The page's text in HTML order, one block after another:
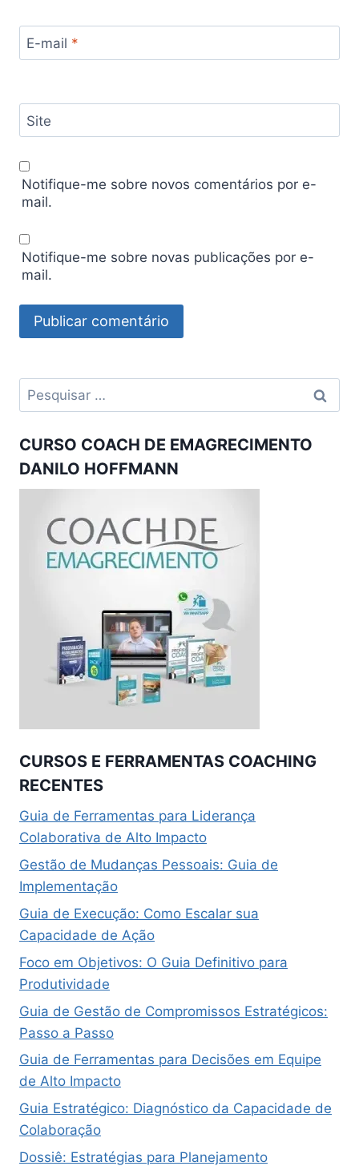
E-mail *
Site
Notifique-me sobre novos comentários por e-
mail.
Notifique-me sobre novas publicações por e-
mail.
Pesquisar
por:
CURSO COACH DE EMAGRECIMENTO
DANILO HOFFMANN
CURSOS E FERRAMENTAS COACHING
RECENTES
Guia de Ferramentas para Liderança
Colaborativa de Alto Impacto
Gestão de Mudanças Pessoais: Guia de
Implementação
Guia de Execução: Como Escalar sua
Capacidade de Ação
Foco em Objetivos: O Guia Definitivo para
Produtividade
Guia de Gestão de Compromissos Estratégicos:
Passo a Passo
Guia de Ferramentas para Decisões em Equipe
de Alto Impacto
Guia Estratégico: Diagnóstico da Capacidade de
Colaboração
Dossiê: Estratégias para Planejamento